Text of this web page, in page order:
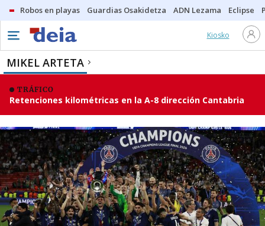
Robos en playas Guardias Osakidetza ADN Lezama Eclipse
Kiosko
MIKEL ARTETA
TRÁFICO
Retenciones kilométricas en la A-8 dirección Cantabria